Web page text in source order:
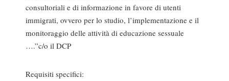
consultoriali e di informazione in favore di utenti
immigrati, ovvero per lo studio, l’implementazione e il
monitoraggio delle attività di educazione sessuale
….”c/o il DCP
Requisiti specifici: